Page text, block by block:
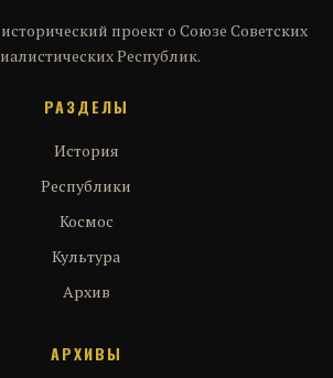
проект о Союзе Советских
Республик.
РАЗДЕЛЫ
История
Республики
Космос
Культура
Архив
АРХИВЫ